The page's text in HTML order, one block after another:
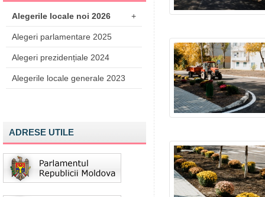
Alegerile locale noi 2026 +
Alegeri parlamentare 2025
Alegeri prezidențiale 2024
Alegerile locale generale 2023
ADRESE UTILE